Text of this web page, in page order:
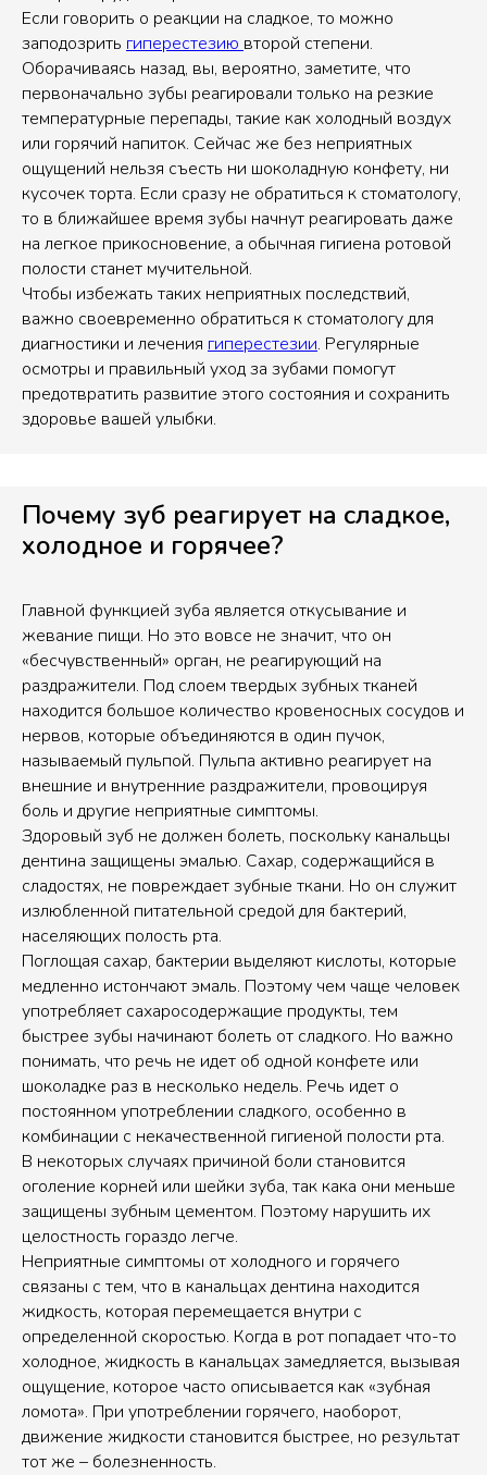
Если говорить о реакции на сладкое, то можно
заподозрить гиперестезию второй степени.
Оборачиваясь назад, вы, вероятно, заметите, что
первоначально зубы реагировали только на резкие
температурные перепады, такие как холодный воздух
или горячий напиток. Сейчас же без неприятных
ощущений нельзя съесть ни шоколадную конфету, ни
кусочек торта. Если сразу не обратиться к стоматологу,
то в ближайшее время зубы начнут реагировать даже
на легкое прикосновение, а обычная гигиена ротовой
полости станет мучительной.
Чтобы избежать таких неприятных последствий,
важно своевременно обратиться к стоматологу для
диагностики и лечения гиперестезии. Регулярные
осмотры и правильный уход за зубами помогут
предотвратить развитие этого состояния и сохранить
здоровье вашей улыбки.
Почему зуб реагирует на сладкое,
холодное и горячее?
Главной функцией зуба является откусывание и
жевание пищи. Но это вовсе не значит, что он
«бесчувственный» орган, не реагирующий на
раздражители. Под слоем твердых зубных тканей
находится большое количество кровеносных сосудов и
нервов, которые объединяются в один пучок,
называемый пульпой. Пульпа активно реагирует на
внешние и внутренние раздражители, провоцируя
боль и другие неприятные симптомы.
Здоровый зуб не должен болеть, поскольку канальцы
дентина защищены эмалью. Сахар, содержащийся в
сладостях, не повреждает зубные ткани. Но он служит
излюбленной питательной средой для бактерий,
населяющих полость рта.
Поглощая сахар, бактерии выделяют кислоты, которые
медленно истончают эмаль. Поэтому чем чаще человек
употребляет сахаросодержащие продукты, тем
быстрее зубы начинают болеть от сладкого. Но важно
понимать, что речь не идет об одной конфете или
шоколадке раз в несколько недель. Речь идет о
постоянном употреблении сладкого, особенно в
комбинации с некачественной гигиеной полости рта.
В некоторых случаях причиной боли становится
оголение корней или шейки зуба, так кака они меньше
защищены зубным цементом. Поэтому нарушить их
целостность гораздо легче.
Неприятные симптомы от холодного и горячего
связаны с тем, что в канальцах дентина находится
жидкость, которая перемещается внутри с
определенной скоростью. Когда в рот попадает что-то
холодное, жидкость в канальцах замедляется, вызывая
ощущение, которое часто описывается как «зубная
ломота». При употреблении горячего, наоборот,
движение жидкости становится быстрее, но результат
тот же – болезненность.